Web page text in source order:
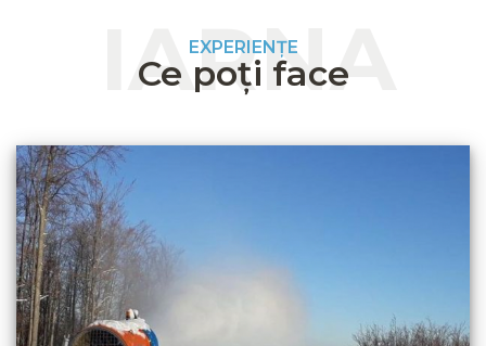
EXPERIENȚE
Ce poți face
IARNA